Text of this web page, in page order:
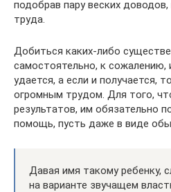
подобрав пару веских
труда.
Добиться каких-либо
самостоятельно, к сожалению,
удается, а если и получается,
огромным трудом. Для того,
результатов, им обязательно
помощь, пусть даже в виде
Давая имя такому ребенку,
на варианте звучащем